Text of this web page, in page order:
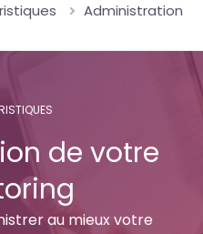
Administration
de votre
au mieux votre